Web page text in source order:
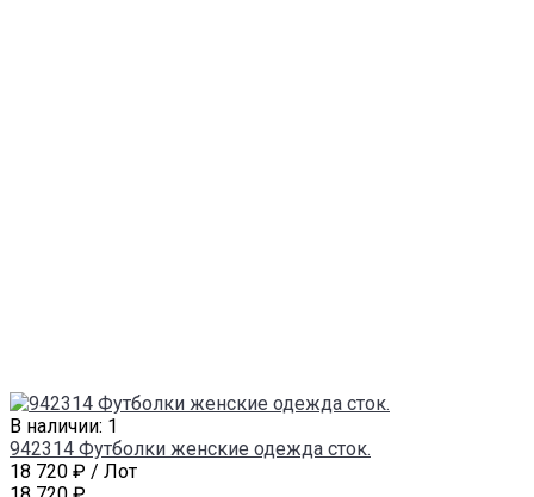
В наличии: 1
942314 Футболки женские одежда сток.
18 720 ₽ / Лот